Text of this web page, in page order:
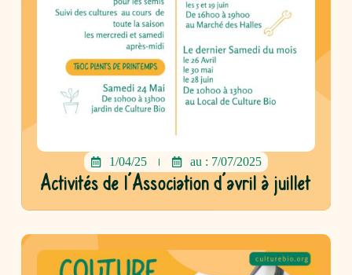
1/04/25 au : 7/07/2025
Activités de l’Association d’avril à juillet